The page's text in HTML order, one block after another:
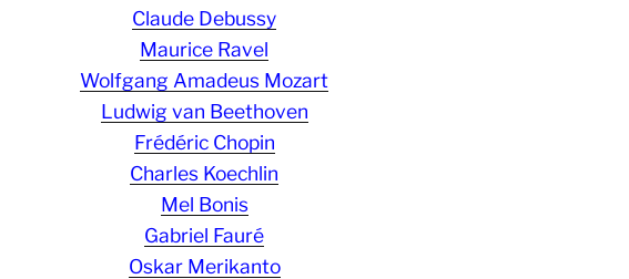
Claude Debussy
Maurice Ravel
Wolfgang Amadeus Mozart
Ludwig van Beethoven
Frédéric Chopin
Charles Koechlin
Mel Bonis
Gabriel Fauré
Oskar Merikanto